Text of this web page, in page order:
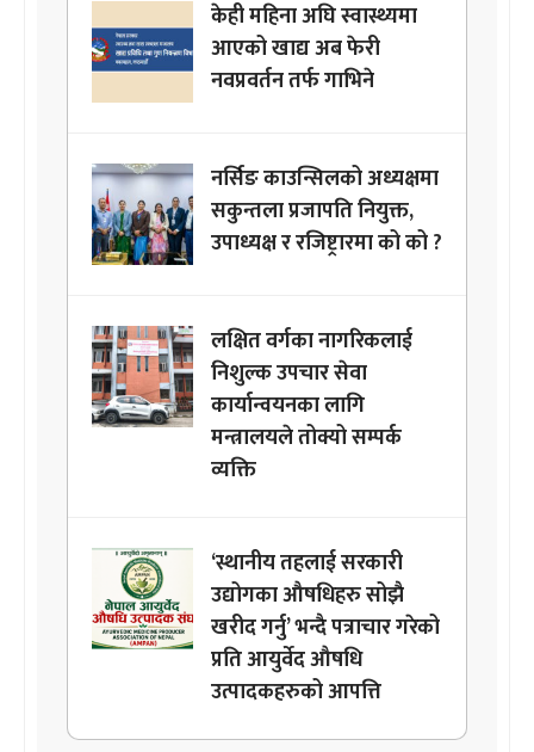
केही महिना अघि स्वास्थ्यमा
आएको खाद्य अब फेरी
नवप्रवर्तन तर्फ गाभिने
नर्सिङ काउन्सिलको अध्यक्षमा
सकुन्तला प्रजापति नियुक्त,
उपाध्यक्ष र रजिष्ट्रारमा को को ?
लक्षित वर्गका नागरिकलाई
निशुल्क उपचार सेवा
कार्यान्वयनका लागि
मन्त्रालयले तोक्यो सम्पर्क
व्यक्ति
‘स्थानीय तहलाई सरकारी
उद्योगका औषधिहरु सोझै
खरीद गर्नु’ भन्दै पत्राचार गरेको
प्रति आयुर्वेद औषधि
उत्पादकहरुको आपत्ति